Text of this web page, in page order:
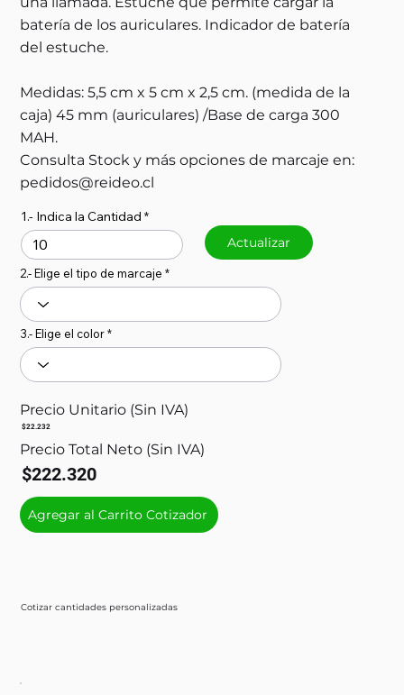
batería de los auriculares. Indicador de batería
del estuche.
Medidas: 5,5 cm x 5 cm x 2,5 cm. (medida de la
caja) 45 mm (auriculares) /Base de carga 300
MAH.
Consulta Stock y más opciones de marcaje en:
pedidos@reideo.cl
Cotizar cantidades personalizadas
1.- Indica la Cantidad
Actualizar
2.- Elige el tipo de marcaje
3.- Elige el color
Precio Unitario (Sin IVA)
$22.232
Precio Total Neto (Sin IVA)
$222.320
Agregar al Carrito Cotizador